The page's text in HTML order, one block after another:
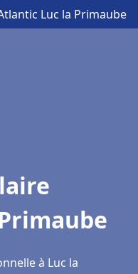
Luc la Primaube
à Luc la